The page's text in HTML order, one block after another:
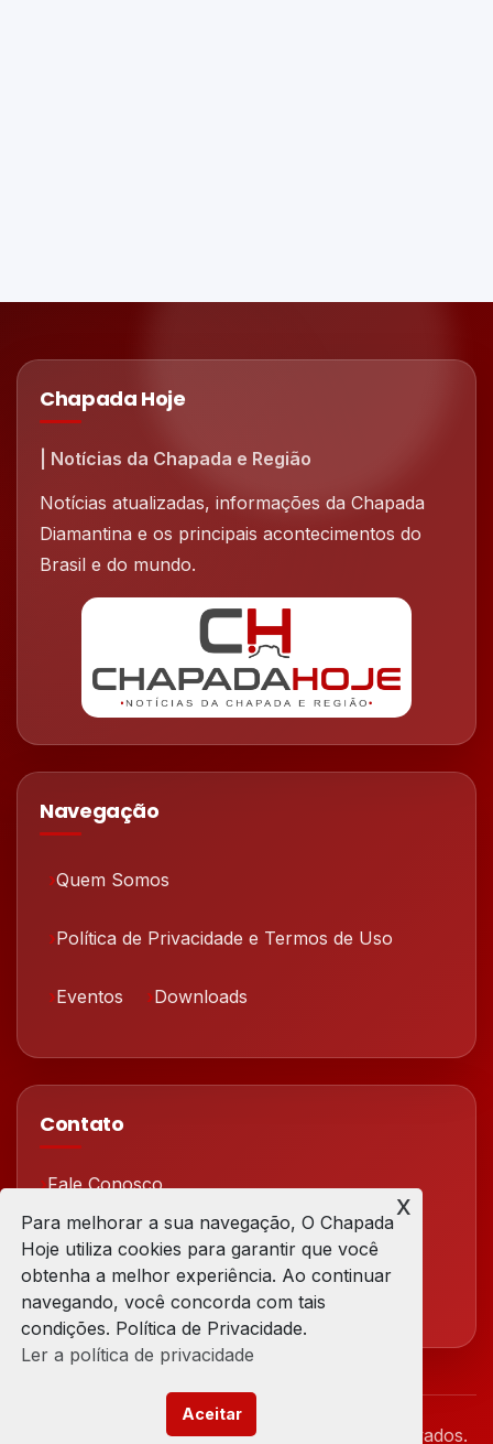
Chapada Hoje
| Notícias da Chapada e Região
Notícias atualizadas, informações da Chapada
Diamantina e os principais acontecimentos do
Brasil e do mundo.
Navegação
Quem Somos
Política de Privacidade e Termos de Uso
Eventos Downloads
Contato
Fale Conosco
Redes Sociais
© 2026 Chapada Hoje. Todos os direitos reservados.
Para melhorar a sua navegação, O Chapada
Hoje utiliza cookies para garantir que você
obtenha a melhor experiência. Ao continuar
navegando, você concorda com tais
condições. Política de Privacidade.
Ler a política de privacidade
Aceitar
x